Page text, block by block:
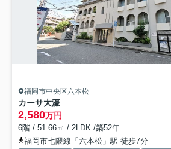
福岡市中央区六本松
カーサ大濠
2,580万円
6階 / 51.66㎡ / 2LDK /築52年
福岡市七隈線「六本松」駅 徒歩7分